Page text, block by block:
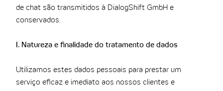
de chat são transmitidos à DialogShift GmbH e
conservados.
I. Natureza e finalidade do tratamento de dados
Utilizamos estes dados pessoais para prestar um
serviço eficaz e imediato aos nossos clientes e